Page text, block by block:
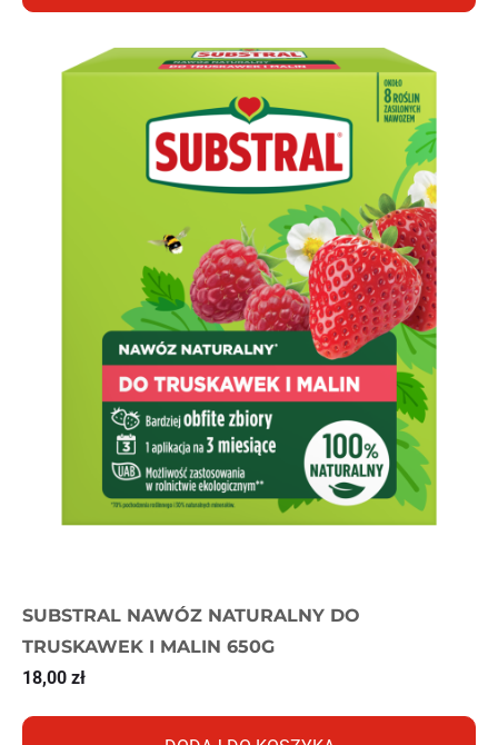
SUBSTRAL NAWÓZ NATURALNY DO
TRUSKAWEK I MALIN 650G
18,00 zł